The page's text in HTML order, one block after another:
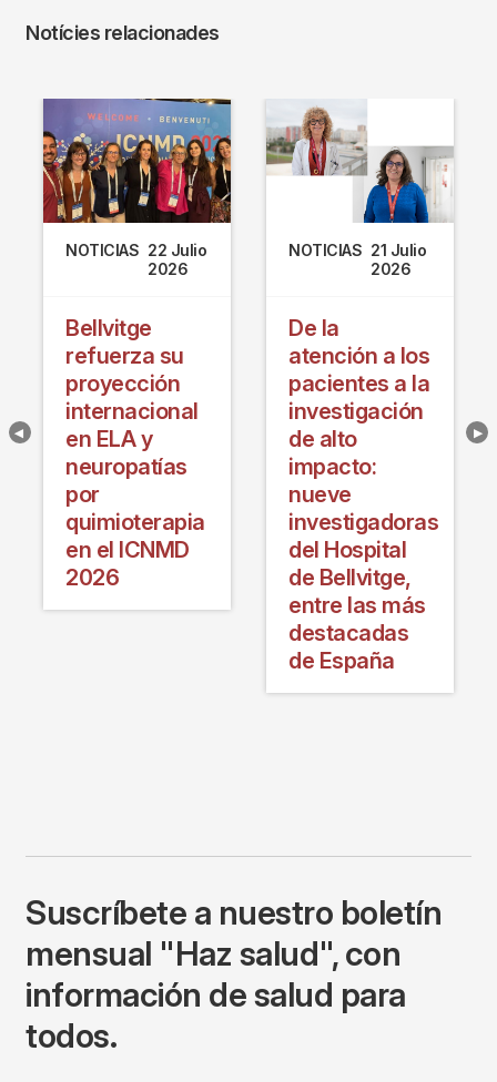
Notícies relacionades
NOTICIAS 22 Julio
2026
Bellvitge
refuerza su
proyección
internacional
en ELA y
neuropatías
por
quimioterapia
en el ICNMD
2026
NOTICIAS 21 Julio
2026
De la
atención a los
pacientes a la
investigación
de alto
impacto:
nueve
investigadoras
del Hospital
de Bellvitge,
entre las más
destacadas
de España
Suscríbete a nuestro boletín
mensual "Haz salud", con
información de salud para
todos.